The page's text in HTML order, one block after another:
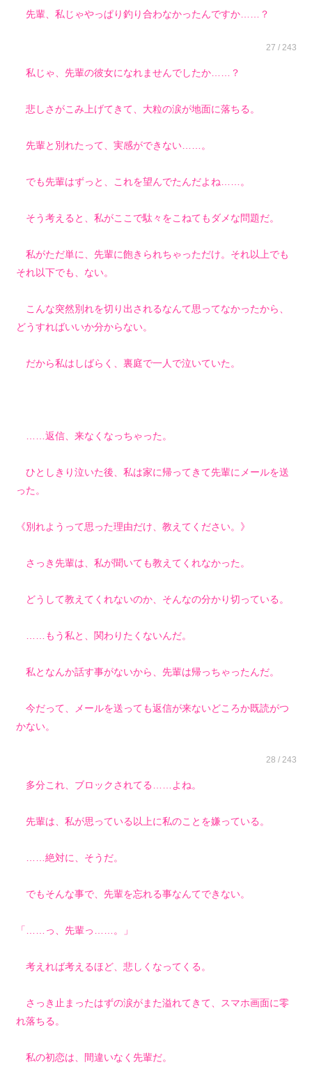
先輩、私じゃやっぱり釣り合わなかったんですか……？
27 / 243
私じゃ、先輩の彼女になれませんでしたか……？
悲しさがこみ上げてきて、大粒の涙が地面に落ちる。
先輩と別れたって、実感ができない……。
でも先輩はずっと、これを望んでたんだよね……。
そう考えると、私がここで駄々をこねてもダメな問題だ。
私がただ単に、先輩に飽きられちゃっただけ。それ以上でも
それ以下でも、ない。
こんな突然別れを切り出されるなんて思ってなかったから、
どうすればいいか分からない。
だから私はしばらく、裏庭で一人で泣いていた。
……返信、来なくなっちゃった。
ひとしきり泣いた後、私は家に帰ってきて先輩にメールを送
った。
《別れようって思った理由だけ、教えてください。》
さっき先輩は、私が聞いても教えてくれなかった。
どうして教えてくれないのか、そんなの分かり切っている。
……もう私と、関わりたくないんだ。
私となんか話す事がないから、先輩は帰っちゃったんだ。
今だって、メールを送っても返信が来ないどころか既読がつ
かない。
28 / 243
多分これ、ブロックされてる……よね。
先輩は、私が思っている以上に私のことを嫌っている。
……絶対に、そうだ。
でもそんな事で、先輩を忘れる事なんてできない。
「……っ、先輩っ……。」
考えれば考えるほど、悲しくなってくる。
さっき止まったはずの涙がまた溢れてきて、スマホ画面に零
れ落ちる。
私の初恋は、間違いなく先輩だ。